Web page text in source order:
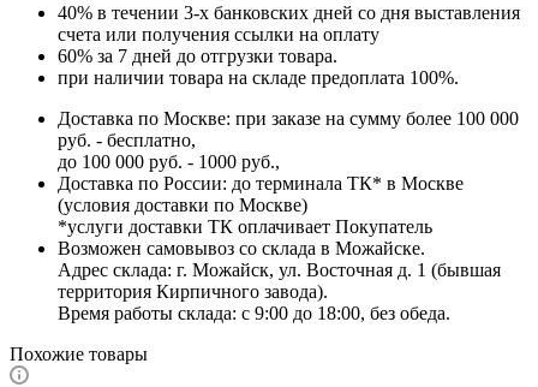
40% в течении 3-х банковских дней со дня выставления
счета или получения ссылки на оплату
60% за 7 дней до отгрузки товара.
при наличии товара на складе предоплата 100%.
Доставка по Москве: при заказе на сумму более 100 000
руб. - бесплатно,
до 100 000 руб. - 1000 руб.,
Доставка по России: до терминала ТК* в Москве
(условия доставки по Москве)
*услуги доставки ТК оплачивает Покупатель
Возможен самовывоз со склада в Можайске.
Адрес склада: г. Можайск, ул. Восточная д. 1 (бывшая
территория Кирпичного завода).
Время работы склада: с 9:00 до 18:00, без обеда.
Похожие товары